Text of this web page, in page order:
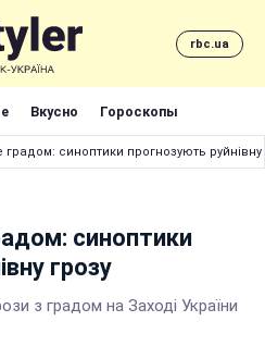
rbc.ua
Вкусно Гороскопы
градом: синоптики прогнозують руйнівну
синоптики
грозу
з градом на Заході України